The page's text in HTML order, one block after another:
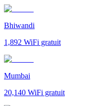
Bhiwandi
1,892 WiFi gratuit
Mumbai
20,140 WiFi gratuit